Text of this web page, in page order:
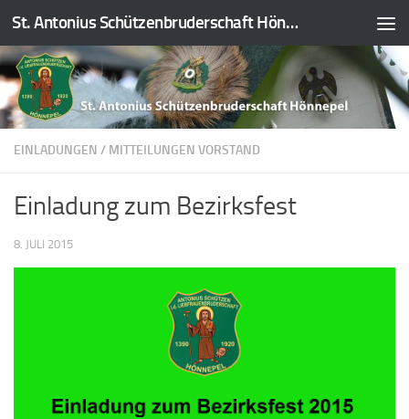
Zum Inhalt springen St. Antonius Schützenbruderschaft Hönnepel e.V.
EINLADUNGEN / MITTEILUNGEN VORSTAND
Einladung zum Bezirksfest
8. JULI 2015